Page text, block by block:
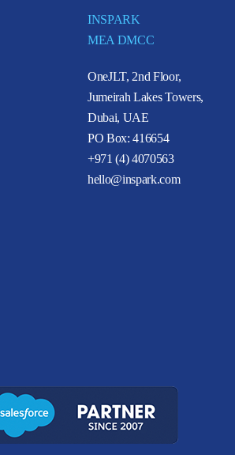
INSPARK
MEA DMCC
OneJLT, 2nd Floor,
Jumeirah Lakes Towers,
Dubai, UAE
PO Box: 416654
+971 (4) 4070563
hello@inspark.com